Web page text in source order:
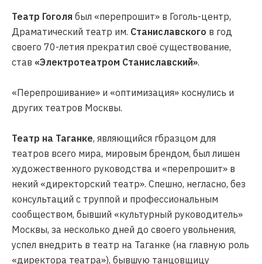
Театр Гоголя был «перепрошит» в Гоголь-центр,
Драматический театр им. Станиславского в год
своего 70-летия прекратил своё существование,
став «Электротеатром Станиславский».
«Перепрошивание» и «оптимизация» коснулись и
других театров Москвы.
Театр на Таганке, являющийся гбразцом для
театров всего мира, мировым брендом, был лишен
художественного руководства и «перепрошит» в
некий «директорский театр». Спешно, негласно, без
консультаций с труппой и профессиональным
сообществом, бывший «культурный руководитель»
Москвы, за несколько дней до своего увольнения,
успел внедрить в театр на Таганке (на главную роль
«директора театра»), бывшую танцовщицу